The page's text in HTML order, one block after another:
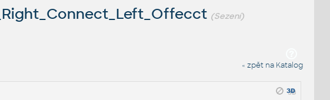
(Sezení)
« zpět na Katalog